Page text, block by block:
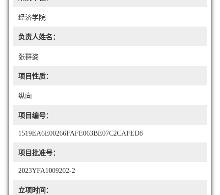
经济学院
负责人姓名：
张群姿
项目性质：
纵向
项目编号：
1519EA6E00266FAFE063BE07C2CAFED8
项目批准号：
2023YFA1009202-2
立项时间：